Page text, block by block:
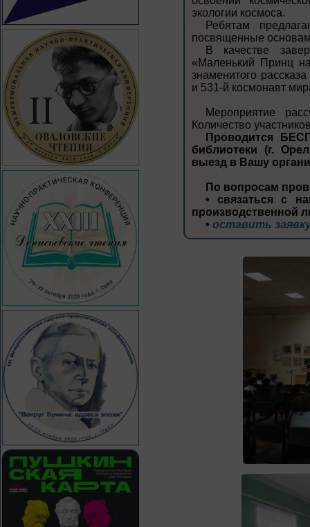
экологии космоса.
Ребятам
посвященные
В качестве
«Маленький Принц
знаменитого
и 531-й космонавт
Мероприятие
Количество
Проводится
библиотеки (г.
выезд в Вашу
По вопросам
• связаться с
производственной
• оставить